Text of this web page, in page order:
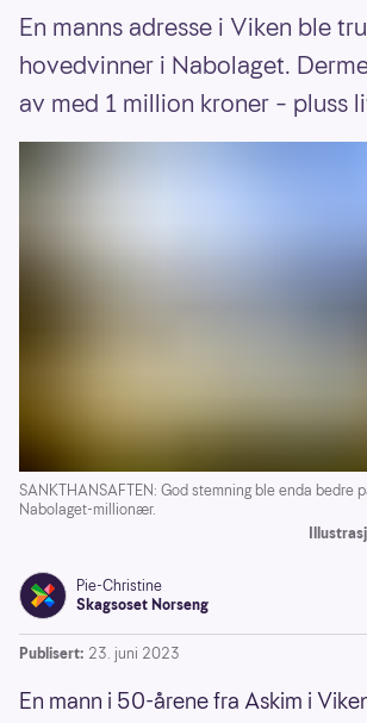
En manns adresse i Viken ble
hovedvinner i Nabolaget.
av med 1 million kroner – pluss
SANKTHANSAFTEN: God stemning ble enda bedre
Nabolaget-millionær.
Pie-Christine
Skagsoset Norseng
Publisert: 23. juni 2023
En mann i 50-årene fra Askim i